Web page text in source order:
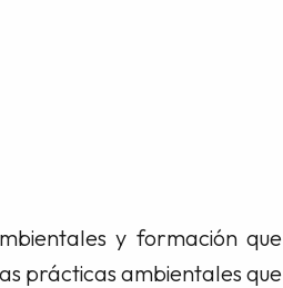
y formación que
prácticas ambientales que